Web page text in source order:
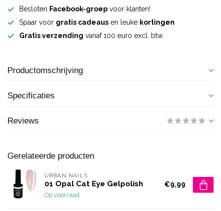
Besloten Facebook-groep voor klanten!
Spaar voor gratis cadeaus en leuke kortingen
Gratis verzending vanaf 100 euro excl. btw
Productomschrijving
Specificaties
Reviews
Gerelateerde producten
URBAN NAILS
01 Opal Cat Eye Gelpolish
Op voorraad
€9,99